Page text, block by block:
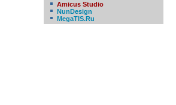
Amicus Studio
NunDesign
MegaTIS.Ru